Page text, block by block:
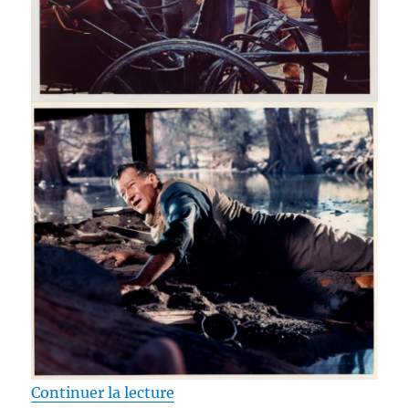
Continuer la lecture